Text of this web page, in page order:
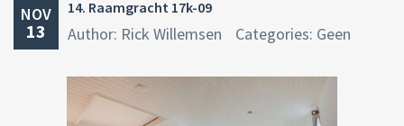
NOV
13
14. Raamgracht 17k-09
Author: Rick Willemsen Categories: Geen